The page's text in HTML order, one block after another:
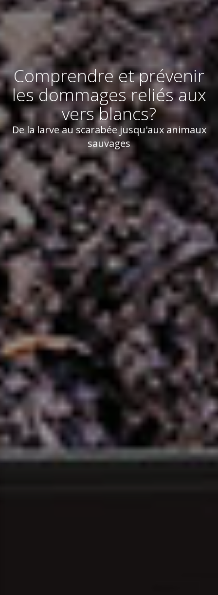
Comprendre et prévenir
les dommages reliés aux
vers blancs?
De la larve au scarabée jusqu'aux animaux
sauvages